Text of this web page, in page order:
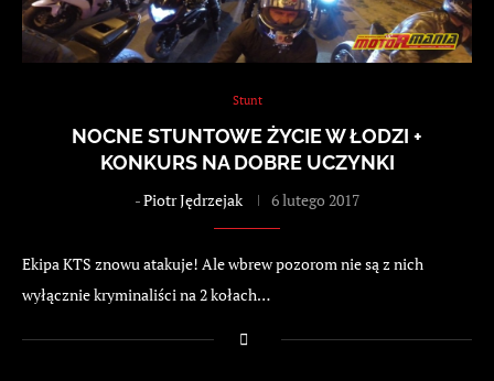
Stunt
NOCNE STUNTOWE ŻYCIE W ŁODZI +
KONKURS NA DOBRE UCZYNKI
-Piotr Jędrzejak 6 lutego 2017
Ekipa KTS znowu atakuje! Ale wbrew pozorom nie są z nich
wyłącznie kryminaliści na 2 kołach…